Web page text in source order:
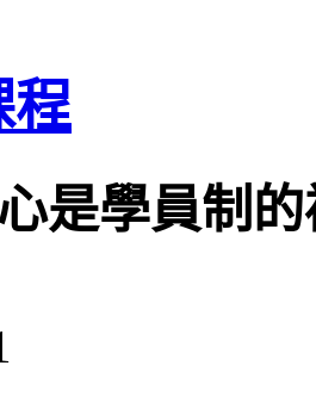
程
是學員制